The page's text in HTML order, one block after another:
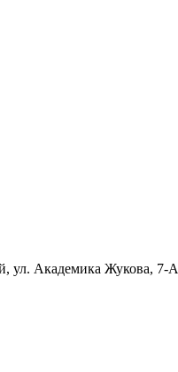
ул. Академика Жукова, 7-А